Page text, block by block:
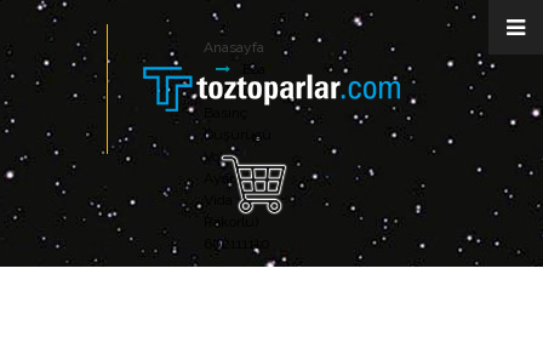
Anasayfa
Eca
3/4" Su
Düşürücü
Volan
Ayarlı (İç
Vida x
Rakorlu)
602111110